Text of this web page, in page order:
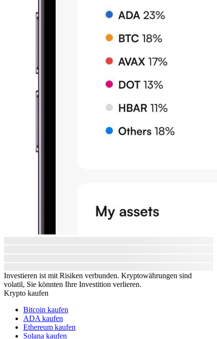
Investieren ist mit Risiken verbunden. Kryptowährungen sind
volatil, Sie könnten Ihre Investition verlieren.
Krypto kaufen
Bitcoin kaufen
ADA kaufen
Ethereum kaufen
Solana kaufen